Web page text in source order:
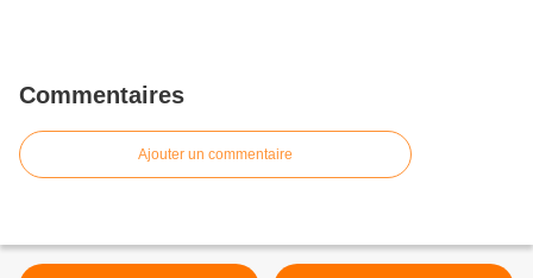
Commentaires
Ajouter un commentaire